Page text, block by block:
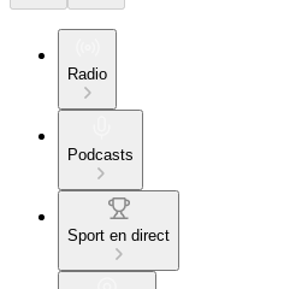
Radio
Podcasts
Sport en direct